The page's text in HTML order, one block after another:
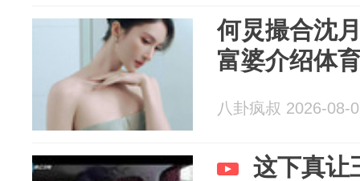
何炅撮合沈
富婆介绍体
八卦疯叔 2026-08-
这下真让